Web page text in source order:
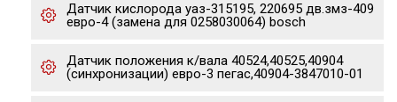
Датчик кислорода уаз-315195, 220695 дв.змз-409
евро-4 (замена для 0258030064) bosch
Датчик положения к/вала 40524,40525,40904
(синхронизации) евро-3 пегас,40904-3847010-01